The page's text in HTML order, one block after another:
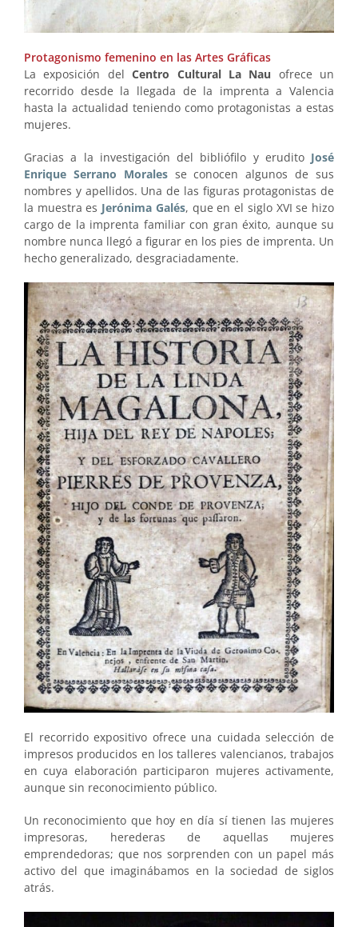
Protagonismo femenino en las Artes Gráficas
La exposición delCentro Cultural La Nau ofrece un
recorrido desde la llegada de la imprenta a Valencia
hasta la actualidad teniendo como protagonistas a estas
mujeres.
Gracias a la investigación del bibliófilo y erudito José
Enrique Serrano Moralesse conocen algunos de sus
nombres y apellidos. Una de las figuras protagonistas de
la muestra es Jerónima Galés, que en el siglo XVI se hizo
cargo de la imprenta familiar con gran éxito, aunque su
nombre nunca llegó a figurar en los pies de imprenta. Un
hecho generalizado, desgraciadamente.
El recorrido expositivo ofrece una cuidada selección de
impresos producidos en los talleres valencianos, trabajos
en cuya elaboración participaron mujeres activamente,
aunque sin reconocimiento público.
Un reconocimiento que hoy en día sí tienen las mujeres
impresoras, herederas de aquellas mujeres
emprendedoras; que nos sorprenden con un papel más
activo del que imaginábamos en la sociedad de siglos
atrás.